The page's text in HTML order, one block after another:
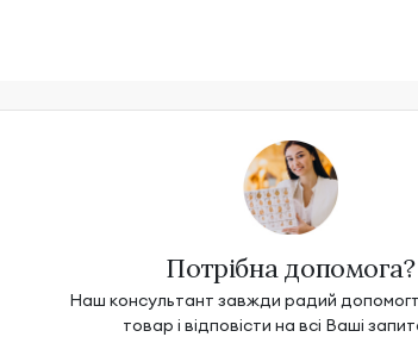
Потрібна допомога?
Наш консультант завжди радий
товар і відповісти на всі Ваші